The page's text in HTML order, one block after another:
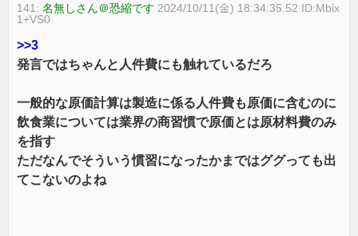
141:名無しさん＠恐縮です 2024/10/11(金) 18:34:35.52 ID:Mbix
1+VS0
>>3
発言ではちゃんと人件費にも触れているだろ
一般的な原価計算は製造に係る人件費も原価に含むのに
飲食業については業界の商習慣で原価とは原材料費のみ
を指す
ただなんでそういう慣習になったかまではググっても出
てこないのよね